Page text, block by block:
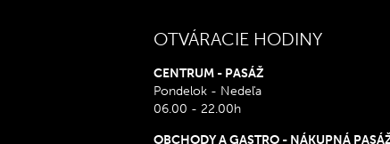
OTVÁRACIE HODINY
CENTRUM - PASÁŽ
Pondelok - Nedeľa
06.00 - 22.00h
OBCHODY A GASTRO - NÁKUPNÁ